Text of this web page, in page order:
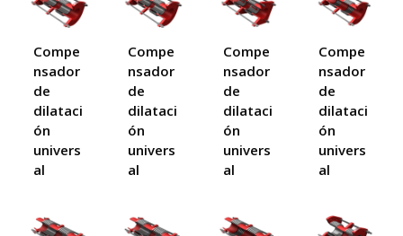
Compe
nsador
de
dilataci
ón
univers
al
Compe
nsador
de
dilataci
ón
univers
al
Compe
nsador
de
dilataci
ón
univers
al
Compe
nsador
de
dilataci
ón
univers
al